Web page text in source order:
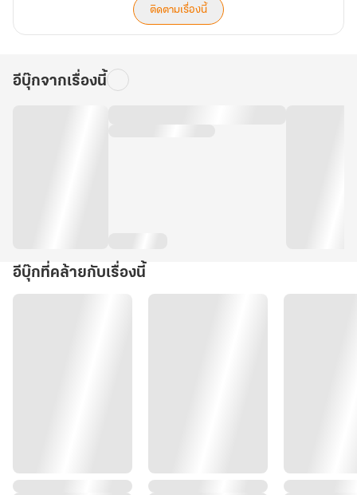
ถึงแม้ว่ามันจะแลกมากับการเลื่อนขั้นที่ยากลำบากมากขึ้นก็ตาม
.
ติดตามเรื่องนี้
อีบุ๊กจากเรื่องนี้
อีบุ๊กที่คล้ายกับเรื่องนี้